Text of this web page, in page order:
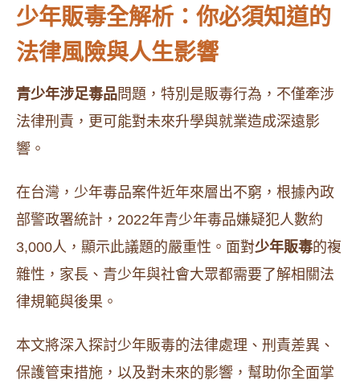
少年販毒全解析：你必須知道的
法律風險與人生影響
青少年涉足毒品問題，特別是販毒行為，不僅牽涉
法律刑責，更可能對未來升學與就業造成深遠影
響。
在台灣，少年毒品案件近年來層出不窮，根據內政
部警政署統計，2022年青少年毒品嫌疑犯人數約
3,000人，顯示此議題的嚴重性。面對少年販毒的複
雜性，家長、青少年與社會大眾都需要了解相關法
律規範與後果。
本文將深入探討少年販毒的法律處理、刑責差異、
保護管束措施，以及對未來的影響，幫助你全面掌